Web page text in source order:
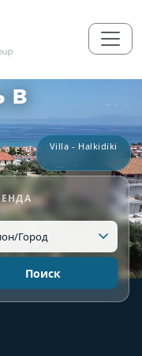
Villa - Halkidiki
в
Поиск